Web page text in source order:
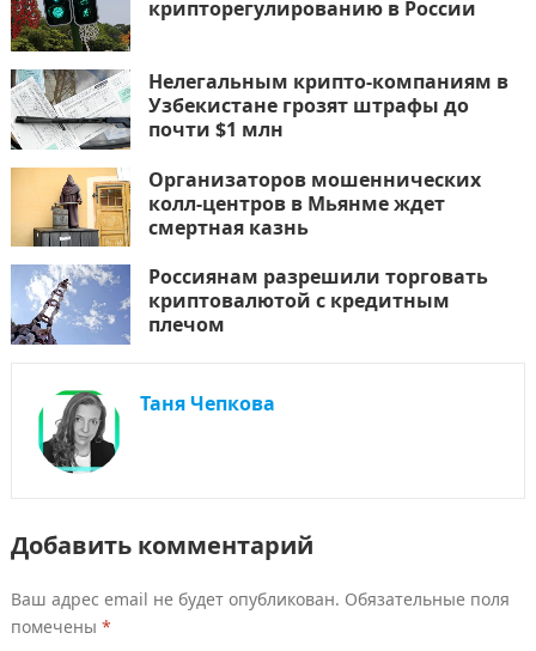
крипторегулированию в России
Нелегальным крипто-компаниям в
Узбекистане грозят штрафы до
почти $1 млн
Организаторов мошеннических
колл-центров в Мьянме ждет
смертная казнь
Россиянам разрешили торговать
криптовалютой с кредитным
плечом
Таня Чепкова
Добавить комментарий
Ваш адрес email не будет опубликован. Обязательные поля
помечены *